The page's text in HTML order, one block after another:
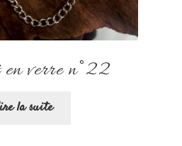
verre n°22
la suite